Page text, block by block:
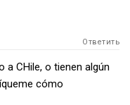
Ответить
a CHile, o tienen algún
cómo